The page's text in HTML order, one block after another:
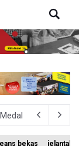
di Gelaran
bekas jelantah